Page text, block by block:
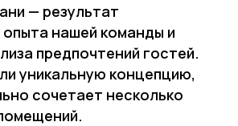
— результат
нашей команды и
предпочтений гостей.
уникальную концепцию,
сочетает несколько